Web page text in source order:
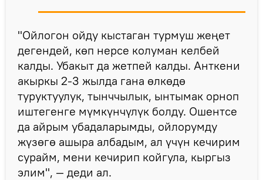
"Ойлогон ойду кыстаган турмуш жеңет
дегендей, көп нерсе колуман келбей
калды. Убакыт да жетпей калды. Анткени
акыркы 2-3 жылда гана өлкөдө
туруктуулук, тынччылык, ынтымак орноп
иштегенге мүмкүнчүлүк болду. Ошентсе
да айрым убадаларымды, ойлорумду
жүзөгө ашыра албадым, ал үчүн кечирим
сурайм, мени кечирип койгула, кыргыз
элим", — деди ал.